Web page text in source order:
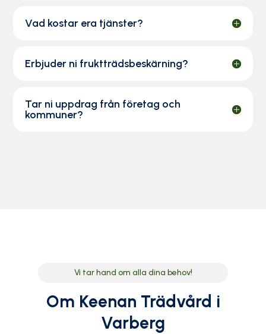
Vad kostar era tjänster?
Erbjuder ni fruktträdsbeskärning?
Tar ni uppdrag från företag och
kommuner?
Vi tar hand om alla dina behov!
Om Keenan Trädvård i
Varberg